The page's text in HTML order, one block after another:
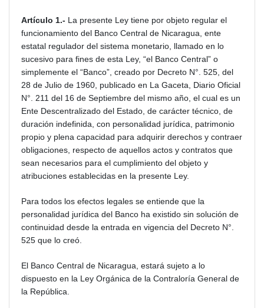
Artículo 1.- La presente Ley tiene por objeto regular el
funcionamiento del Banco Central de Nicaragua, ente
estatal regulador del sistema monetario, llamado en lo
sucesivo para fines de esta Ley, “el Banco Central” o
simplemente el “Banco”, creado por Decreto N°. 525, del
28 de Julio de 1960, publicado en La Gaceta, Diario Oficial
N°. 211 del 16 de Septiembre del mismo año, el cual es un
Ente Descentralizado del Estado, de carácter técnico, de
duración indefinida, con personalidad jurídica, patrimonio
propio y plena capacidad para adquirir derechos y contraer
obligaciones, respecto de aquellos actos y contratos que
sean necesarios para el cumplimiento del objeto y
atribuciones establecidas en la presente Ley.
Para todos los efectos legales se entiende que la
personalidad jurídica del Banco ha existido sin solución de
continuidad desde la entrada en vigencia del Decreto N°.
525 que lo creó.
El Banco Central de Nicaragua, estará sujeto a lo
dispuesto en la Ley Orgánica de la Contraloría General de
la República.